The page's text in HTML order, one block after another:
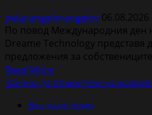
petarangelovangelov 06.08.2026
По повод Международния ден
Dreame Technology представя
предложения за
Read MoreRead
more
Dreame
Заедно да помогнем на
Без категория